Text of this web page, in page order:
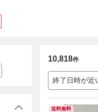
10,818件
終了日時が近
送料無料